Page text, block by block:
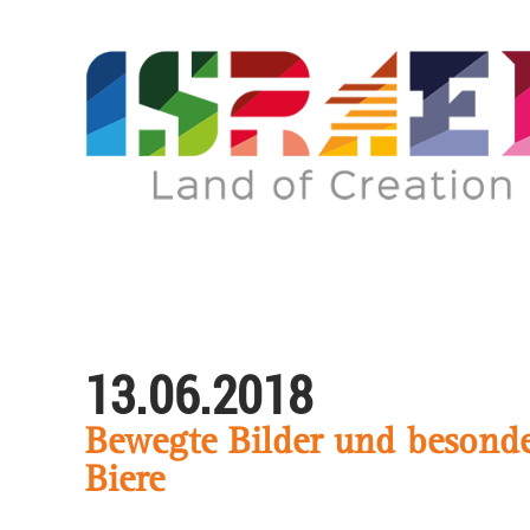
13.06.2018
Bewegte Bilder und
Biere